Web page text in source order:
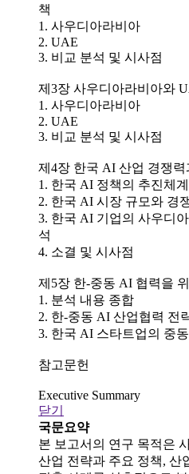
책
1. 사우디아라비아
2. UAE
3. 비교 분석 및 시사점
제3장 사우디아라비아와
1. 사우디아라비아
2. UAE
3. 비교 분석 및 시사점
제4장 한국 AI 산업 경쟁력
1. 한국 AI 정책의 추진체
2. 한국 AI 시장 규모와 경
3. 한국 AI 기업의 사우디
석
4. 소결 및 시사점
제5장 한-중동 AI 협력을
1. 분석 내용 종합
2. 한-중동 AI 산업협력 전
3. 한국 AI 스타트업의 중
참고문헌
Executive Summary
닫기
국문요약
본 보고서의 연구 목적은
산업 전략과 주요 정책, 산